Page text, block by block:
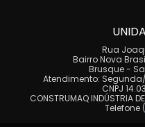
Rua
Bairro Nova
Brusque -
Atendimento: Segunda/
CNPJ
CONSTRUMAQ INDÚSTRIA
Telefone